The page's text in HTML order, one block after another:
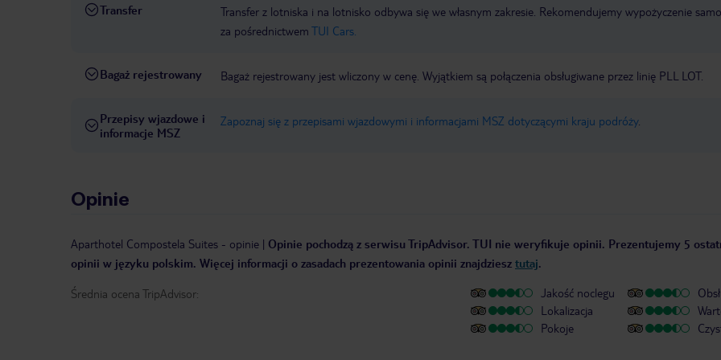
Transfer
Transfer z lotniska i na lotnisko odbywa się we własnym zakresie. Rekomendujemy wypożyczenie
za pośrednictwem TUI Cars.
Bagaż rejestrowany Bagaż rejestrowany jest wliczony w cenę. Wyjątkiem są połączenia obsługiwane przez linię PLL LOT.
Przepisy wjazdowe i
informacje MSZ
Zapoznaj się z przepisami wjazdowymi i informacjami MSZ dotyczącymi kraju podróży.
Opinie
Aparthotel Compostela Suites - opinie | Opinie pochodzą z serwisu TripAdvisor. TUI nie weryfikuje opinii. Prezentujemy 5
opinii w języku polskim. Więcej informacji o zasadach prezentowania opinii znajdziesz tutaj.
Średnia ocena TripAdvisor:
Jakość noclegu
Lokalizacja
Pokoje